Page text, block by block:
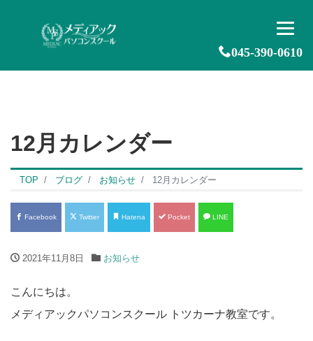
045-390-0610
12月カレンダー
TOP ブログ お知らせ 12月カレンダー
Facebook Twitter Hatena Pocket LINE
2021年11月8日 お知らせ
こんにちは。
メディアックパソコンスクール トツカーナ教室です。